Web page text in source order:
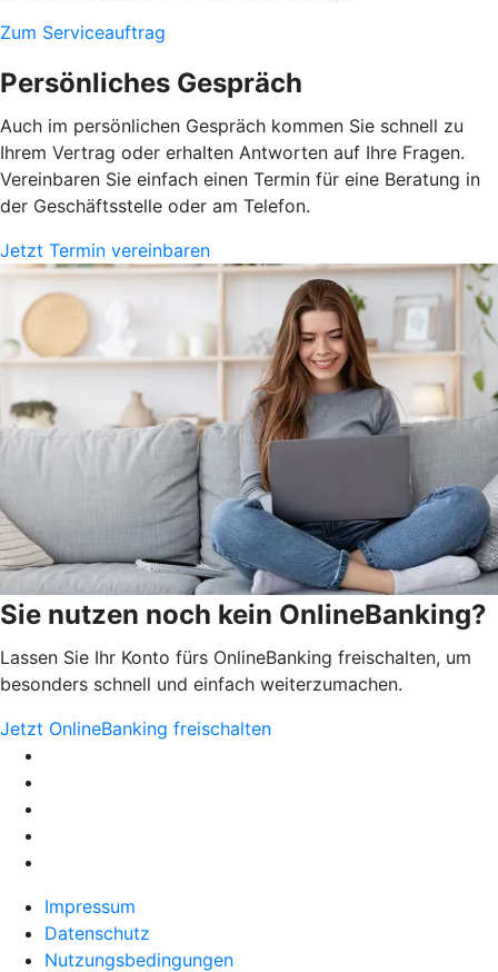
Zum Serviceauftrag
Persönliches Gespräch
Auch im persönlichen Gespräch kommen Sie schnell zu
Ihrem Vertrag oder erhalten Antworten auf Ihre Fragen.
Vereinbaren Sie einfach einen Termin für eine Beratung in
der Geschäftsstelle oder am Telefon.
Jetzt Termin vereinbaren
Sie nutzen noch kein OnlineBanking?
Lassen Sie Ihr Konto fürs OnlineBanking freischalten, um
besonders schnell und einfach weiterzumachen.
Jetzt OnlineBanking freischalten
Impressum
Datenschutz
Nutzungsbedingungen